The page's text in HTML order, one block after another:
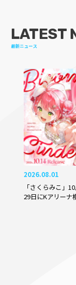
LATEST
最新ニュース
2026.08.01
「さくらみこ」
29日にKアリーナ